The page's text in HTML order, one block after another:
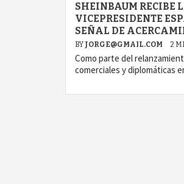
SHEINBAUM RECIBE
VICEPRESIDENTE
SEÑAL DE
BY JORGE@GMAIL.COM 2
Como parte del
comerciales y diplomáticas